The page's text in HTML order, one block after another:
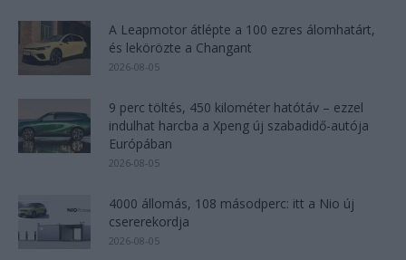
A Leapmotor átlépte a 100 ezres álomhatárt,
és lekörözte a Changant
2026-08-05
9 perc töltés, 450 kilométer hatótáv – ezzel
indulhat harcba a Xpeng új szabadidő-autója
Európában
2026-08-05
4000 állomás, 108 másodperc: itt a Nio új
csererekordja
2026-08-05